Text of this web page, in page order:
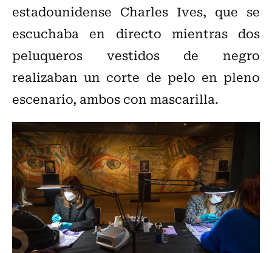
estadounidense Charles Ives, que se
escuchaba en directo mientras dos
peluqueros vestidos de negro
realizaban un corte de pelo en pleno
escenario, ambos con mascarilla.